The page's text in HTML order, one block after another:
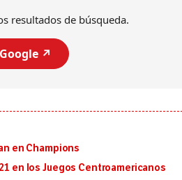
resultados de búsqueda.
↗️
en Champions
en los Juegos Centroamericanos
Un fuerte terremoto de magnitud
julio en la prefectura de Kumamoto,
al sur de Japón, provocando una
emergencia de gran...